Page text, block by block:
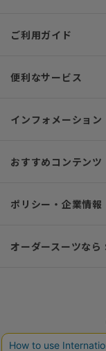
ご利用ガイド
便利なサービス
インフォメーション
おすすめコンテンツ
ポリシー・企業情報
オーダースーツなら